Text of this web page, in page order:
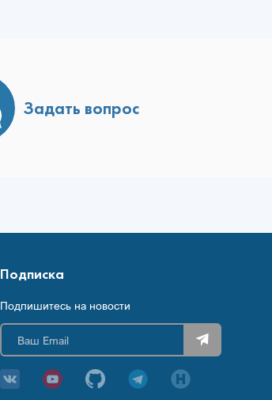
Задать вопрос
Подписка
Подпишитесь на новости